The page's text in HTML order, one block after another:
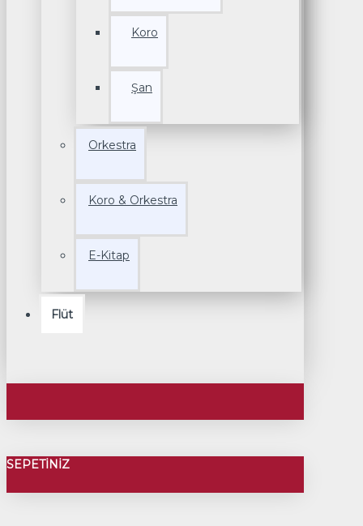
Koro
Şan
Orkestra
Koro & Orkestra
E-Kitap
Flüt
SEPETINIZ